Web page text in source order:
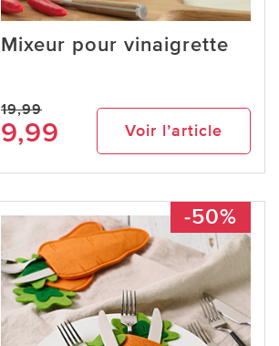
Mixeur pour vinaigrette
19,99
9,99 Voir l’article
-50%